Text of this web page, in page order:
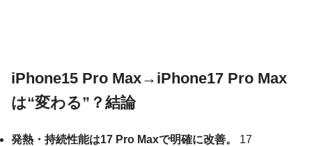
iPhone15 Pro Max→iPhone17 Pro Max
は“変わる”？結論
発熱・持続性能は17 Pro Maxで明確に改善。
17